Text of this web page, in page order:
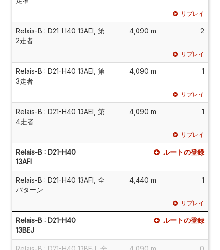
リプレイ
Relais-B : D21-H40 13AEI, 第
2走者
4,090 m 2
リプレイ
Relais-B : D21-H40 13AEI, 第
3走者
4,090 m 1
リプレイ
Relais-B : D21-H40 13AEI, 第
4走者
4,090 m 1
リプレイ
Relais-B : D21-H40
13AFI
ルートの登録
Relais-B : D21-H40 13AFI, 全
パターン
4,440 m 1
リプレイ
Relais-B : D21-H40
13BEJ
ルートの登録
Relais-B : D21-H40 13BEJ, 全 4,090 m 0